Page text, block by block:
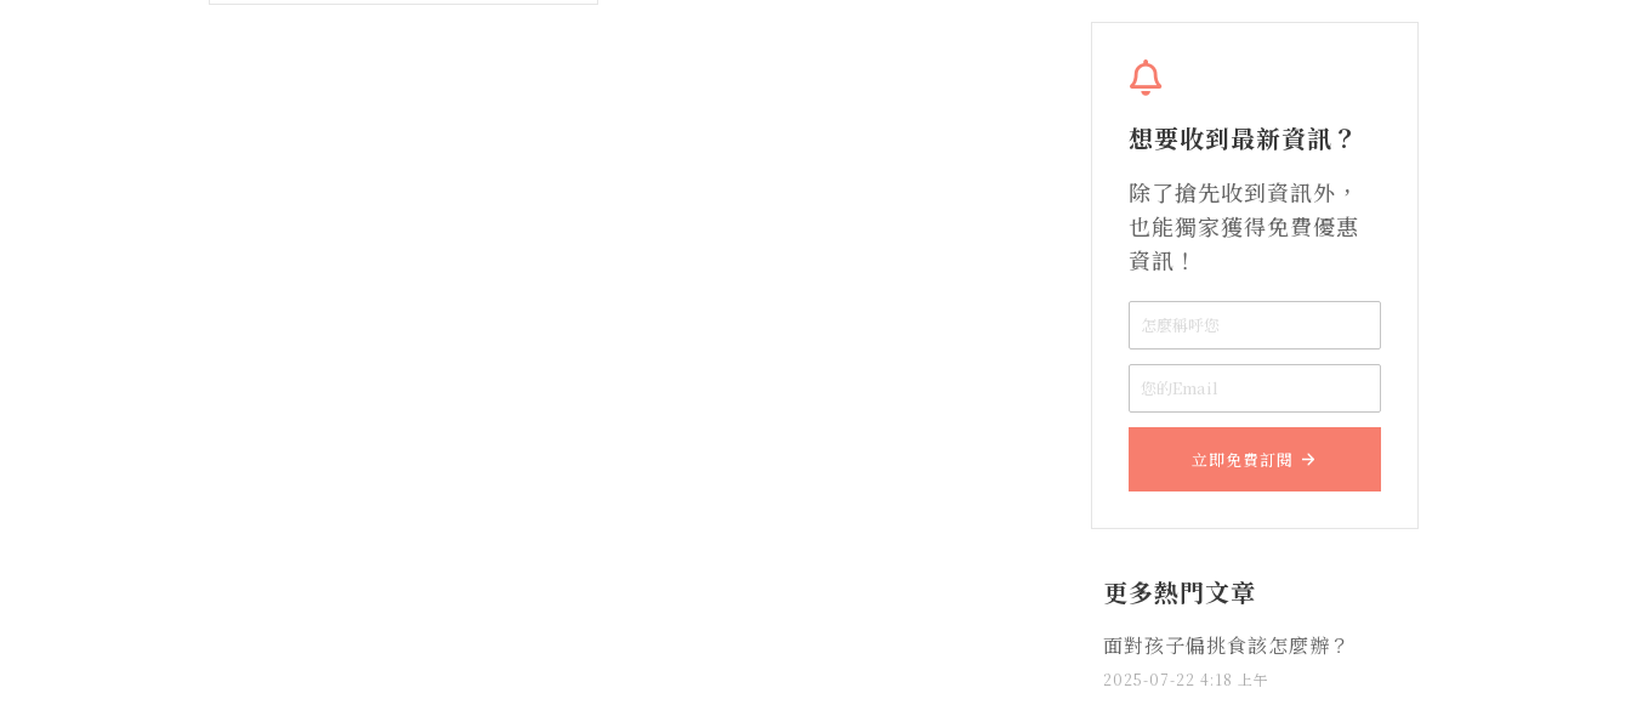
想要收到最新資訊？
除了搶先收到資訊外，
也能獨家獲得免費優惠
資訊！
立即免費訂閱
更多熱門文章
面對孩子偏挑食該怎麼辦？
2025-07-22 4:18 上午